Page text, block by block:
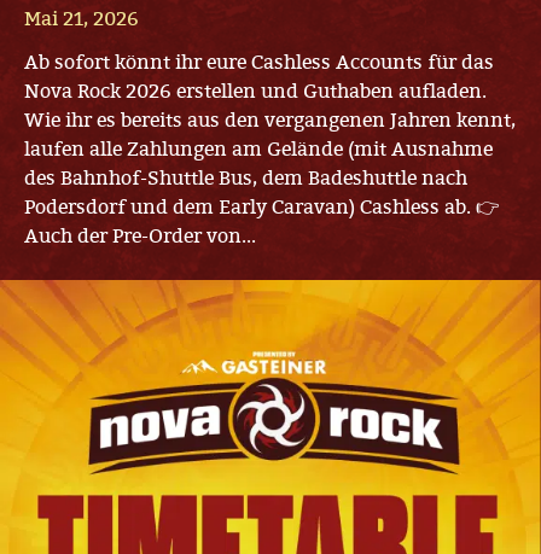
Mai 21, 2026
Ab sofort könnt ihr eure Cashless Accounts für das
Nova Rock 2026 erstellen und Guthaben aufladen.
Wie ihr es bereits aus den vergangenen Jahren kennt,
laufen alle Zahlungen am Gelände (mit Ausnahme
des Bahnhof-Shuttle Bus, dem Badeshuttle nach
Podersdorf und dem Early Caravan) Cashless ab. 👉
Auch der Pre-Order von...